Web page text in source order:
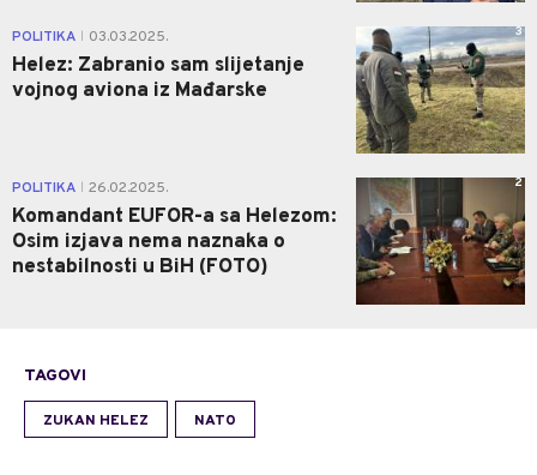
POLITIKA 03.03.2025.
Helez: Zabranio sam slijetanje
vojnog aviona iz Mađarske
3
POLITIKA 26.02.2025.
Komandant EUFOR-a sa Helezom:
Osim izjava nema naznaka o
nestabilnosti u BiH (FOTO)
2
TAGOVI
ZUKAN HELEZ NATO